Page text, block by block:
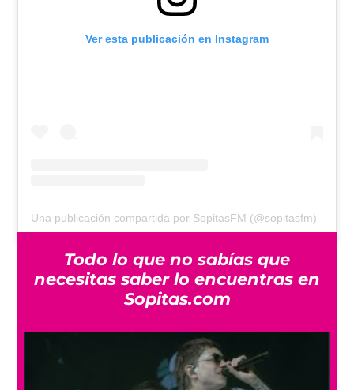
Ver esta publicación en Instagram
Una publicación compartida por SopitasFM (@sopitasfm)
Todo lo que no sabías que
necesitas saber lo encuentras en
Sopitas.com